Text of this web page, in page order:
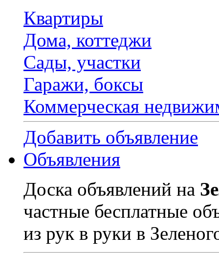
Квартиры
Дома, коттеджи
Сады, участки
Гаражи, боксы
Коммерческая
Добавить объявление
Объявления
Доска объявлений на
частные бесплатные
из рук в руки в